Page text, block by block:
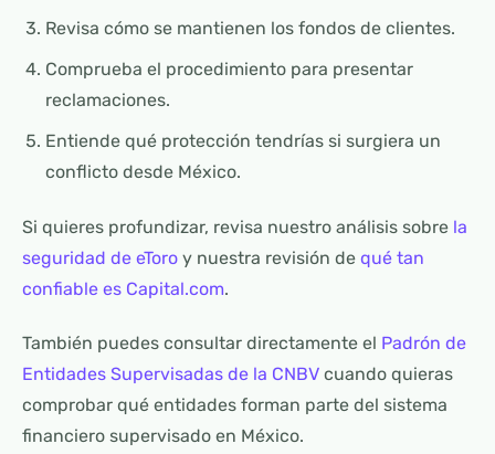
Revisa cómo se mantienen los fondos de clientes.
Comprueba el procedimiento para presentar
reclamaciones.
Entiende qué protección tendrías si surgiera un
conflicto desde México.
Si quieres profundizar, revisa nuestro análisis sobre la
seguridad de eToro y nuestra revisión de qué tan
confiable es Capital.com.
También puedes consultar directamente el Padrón de
Entidades Supervisadas de la CNBV cuando quieras
comprobar qué entidades forman parte del sistema
financiero supervisado en México.